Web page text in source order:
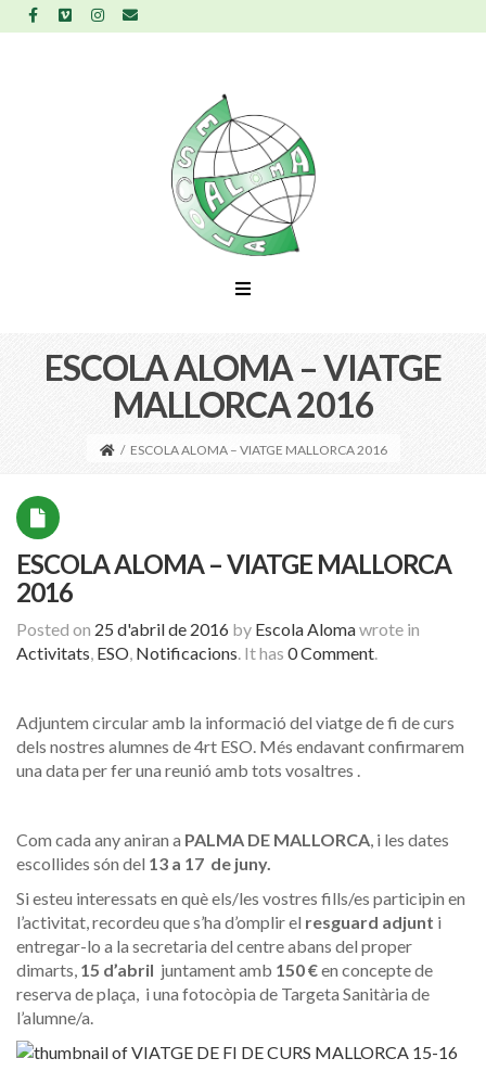
ESCOLA ALOMA – VIATGE
MALLORCA 2016
/ ESCOLA ALOMA – VIATGE MALLORCA 2016
ESCOLA ALOMA – VIATGE MALLORCA
2016
Posted on 25 d'abril de 2016 by Escola Alomawrote in
Activitats, ESO, Notificacions. It has 0 Comment.
Adjuntem circular amb la informació del viatge de fi de curs
dels nostres alumnes de 4rt ESO. Més endavant confirmarem
una data per fer una reunió amb tots vosaltres .
Com cada any aniran a PALMA DE MALLORCA, i les dates
escollides són del 13 a 17 de juny.
Si esteu interessats en què els/les vostres fills/es participin en
l’activitat, recordeu que s’ha d’omplir el resguard adjunt i
entregar-lo a la secretaria del centre abans del proper
dimarts, 15 d’abril juntament amb 150 €en concepte de
reserva de plaça, i una fotocòpia de Targeta Sanitària de
l’alumne/a.